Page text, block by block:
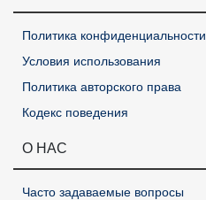
Политика конфиденциальности
Условия использования
Политика авторского права
Кодекс поведения
О НАС
Часто задаваемые вопросы